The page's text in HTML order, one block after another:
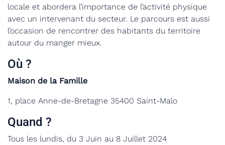
locale et abordera l’importance de l’activité physique
avec un intervenant du secteur. Le parcours est aussi
l’occasion de rencontrer des habitants du territoire
autour du manger mieux.
Où ?
Maison de la Famille
1, place Anne-de-Bretagne 35400 Saint-Malo
Quand ?
Tous les lundis, du 3 Juin au 8 Juillet 2024